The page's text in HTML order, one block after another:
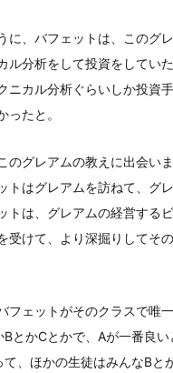
に、バフェットは、このグ
ル分析をして投資をしてい
ニカル分析ぐらいしか投資
ったと。
のグレアムの教えに出会い
トはグレアムを訪ねて、グ
トは、グレアムの経営する
受けて、より深掘りしてそ
フェットがそのクラスで唯
とかCとかで、Aが一番良
て、ほかの生徒はみんなBと